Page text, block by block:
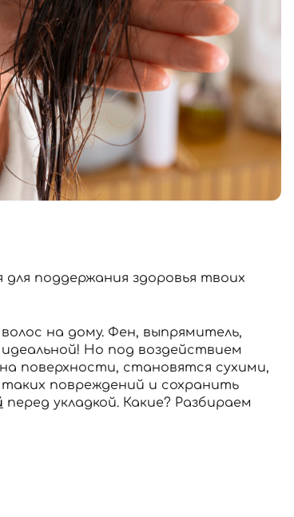
поддержания здоровья твоих
на дому. Фен, выпрямитель,
Но под воздействием
поверхности, становятся сухими,
повреждений и сохранить
перед укладкой. Какие? Разбираем